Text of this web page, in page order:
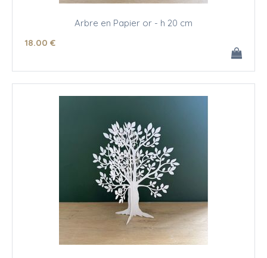
Arbre en Papier or - h 20 cm
18.00 €